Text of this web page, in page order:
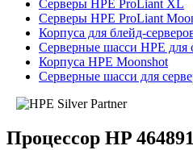
Серверы HPE ProLiant XL
Серверы HPE ProLiant
Корпуса для блейд-
Серверные шасси HPE для
Корпуса HPE Moonshot
Серверные шасси для
Процессор HP